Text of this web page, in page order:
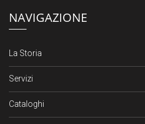
NAVIGAZIONE
La Storia
Servizi
Cataloghi